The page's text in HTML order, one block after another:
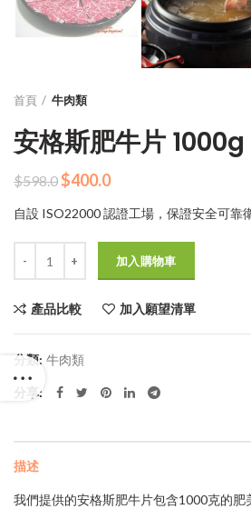
首頁 牛肉類
安格斯肥牛片 1000g
$598.0原
價
格：
$598.0。
$400.0目
價
格：
$400.0。
自設 ISO22000 認證工場，保證安全可靠
加入購物車
產品比較 加入願望清單
分類: 牛肉類
分享
描述
我們提供的安格斯肥牛片包含1000克的肥